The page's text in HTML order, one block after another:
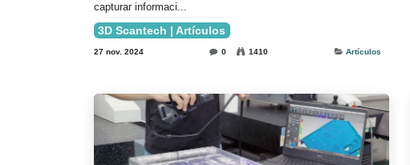
capturar informaci...
3D Scantech | Artículos
27 nov. 2024 0 1410 Artículos